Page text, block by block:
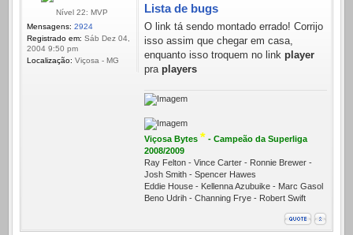
Nível 22: MVP
Mensagens: 2924
Registrado em: Sáb Dez 04,
2004 9:50 pm
Localização: Viçosa - MG
Lista de bugs
O link tá sendo montado errado! Corrijo
isso assim que chegar em casa,
enquanto isso troquem no link player
pra players
Viçosa Bytes * - Campeão da Superliga
2008/2009
Ray Felton - Vince Carter - Ronnie Brewer -
Josh Smith - Spencer Hawes
Eddie House - Kellenna Azubuike - Marc Gasol
Beno Udrih - Channing Frye - Robert Swift